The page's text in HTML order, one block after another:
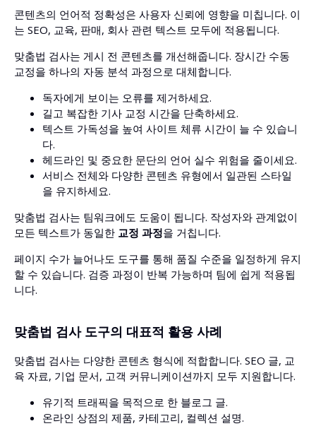
콘텐츠의 언어적 정확성은 사용자 신뢰에 영향을 미칩니다. 이
는 SEO, 교육, 판매, 회사 관련 텍스트 모두에 적용됩니다.
맞춤법 검사는 게시 전 콘텐츠를 개선해줍니다. 장시간 수동
교정을 하나의 자동 분석 과정으로 대체합니다.
독자에게 보이는 오류를 제거하세요.
길고 복잡한 기사 교정 시간을 단축하세요.
텍스트 가독성을 높여 사이트 체류 시간이 늘 수 있습니
다.
헤드라인 및 중요한 문단의 언어 실수 위험을 줄이세요.
서비스 전체와 다양한 콘텐츠 유형에서 일관된 스타일
을 유지하세요.
맞춤법 검사는 팀워크에도 도움이 됩니다. 작성자와 관계없이
모든 텍스트가 동일한 교정 과정을 거칩니다.
페이지 수가 늘어나도 도구를 통해 품질 수준을 일정하게 유지
할 수 있습니다. 검증 과정이 반복 가능하며 팀에 쉽게 적용됩
니다.
맞춤법 검사 도구의 대표적 활용 사례
맞춤법 검사는 다양한 콘텐츠 형식에 적합합니다. SEO 글, 교
육 자료, 기업 문서, 고객 커뮤니케이션까지 모두 지원합니다.
유기적 트래픽을 목적으로 한 블로그 글.
온라인 상점의 제품, 카테고리, 컬렉션 설명.